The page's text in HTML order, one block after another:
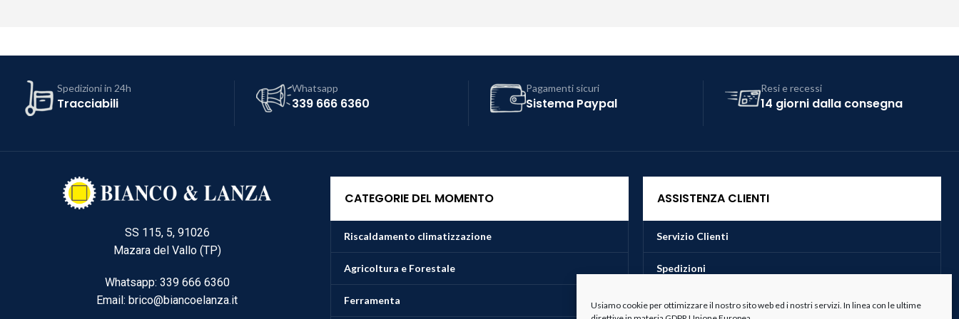
Usiamo cookie per ottimizzare il nostro sito web ed i nostri servizi. In linea con le ultime
Spedizioni in 24h
Tracciabili
Whatsapp
339 666 6360
Pagamenti sicuri
Sistema Paypal
Resi e recessi
14 giorni dalla consegna
SS 115, 5, 91026
Mazara del Vallo (TP)
Whatsapp: 339 666 6360
Email: brico@biancoelanza.it
CATEGORIE DEL MOMENTO
Riscaldamento climatizzazione
Agricoltura e Forestale
Ferramenta
ASSISTENZA CLIENTI
Servizio Clienti
Spedizioni
Resi e Recessi